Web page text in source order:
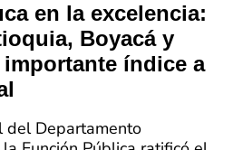
en la excelencia:
Boyacá y
importante índice a
del Departamento